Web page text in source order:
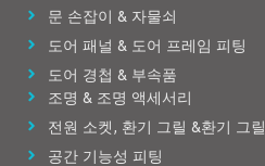
문 손잡이 & 자물쇠
도어 패널 & 도어 프레임 피팅
도어 경첩 & 부속품
조명 & 조명 액세서리
전원 소켓, 환기 그릴 &환기 그릴
공간 기능성 피팅